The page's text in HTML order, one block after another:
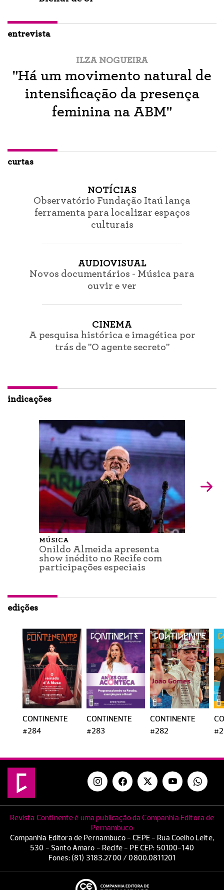
entrevista
ILZA NOGUEIRA
"Há um movimento natural de
intensificação da presença
feminina na ABM"
curtas
NOTÍCIAS
Observatório Fundação Itaú lança
ferramenta para localizar espaços
culturais
AUDIOVISUAL
Novos documentários - Música para
ouvir e ver
CINEMA
A pesquisa histórica e imagética por
trás de "O agente secreto"
indicações
MÚSICA
Onildo Almeida apresenta
show inédito no Recife com
participações especiais
edições
CONTINENTE
#284
CONTINENTE
#283
CONTINENTE
#282
Revista Continente é uma publicação da Companhia Editora de
Pernambuco
Companhia Editora de Pernambuco - CEPE - Rua Coelho Leite,
530 - Santo Amaro - Recife - PE CEP: 50100-140
Fones: (81) 3183.2700 / 0800.0811201